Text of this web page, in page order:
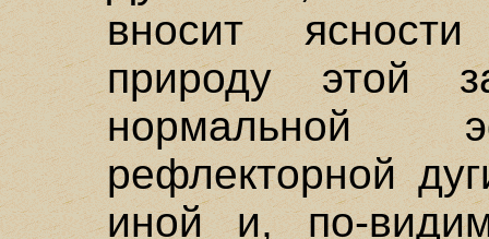
вносит
природу этой
нормальной
рефлекторной
иной и, по-